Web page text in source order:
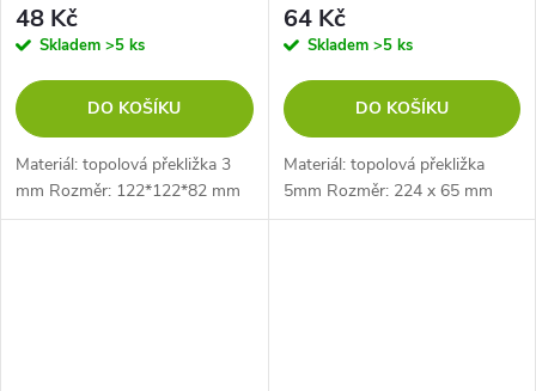
48 Kč
Skladem >5 ks
DO KOŠÍKU
Materiál: topolová překližka 3
mm Rozměr: 122*122*82 mm
64 Kč
Skladem >5 ks
DO KOŠÍKU
Materiál: topolová překližka
5mm Rozměr: 224 x 65 mm